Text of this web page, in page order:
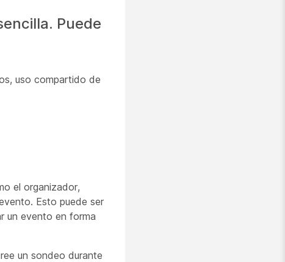
Puede
uso compartido de
el organizador,
Esto puede ser
un evento en forma
un sondeo durante